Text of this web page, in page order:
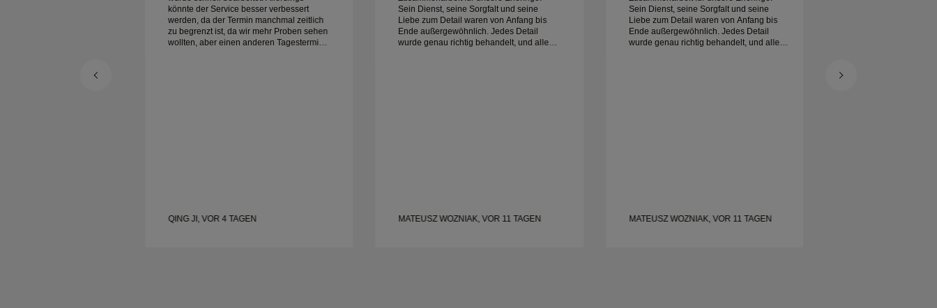
könnte der Service besser verbessert
werden, da der Termin manchmal zeitlich
zu begrenzt ist, da wir mehr Proben sehen
wollten, aber einen anderen Tagestermin
QING JI, VOR 4 TAGEN
Sein Dienst, seine Sorgfalt und seine
Liebe zum Detail waren von Anfang bis
Ende außergewöhnlich. Jedes Detail
wurde genau richtig behandelt, und alles
MATEUSZ WOZNIAK, VOR 11 TAGEN
Sein Dienst, seine Sorgfalt und seine
Liebe zum Detail waren von Anfang bis
Ende außergewöhnlich. Jedes Detail
wurde genau richtig behandelt, und alles
MATEUSZ WOZNIAK, VOR 11 TAGEN